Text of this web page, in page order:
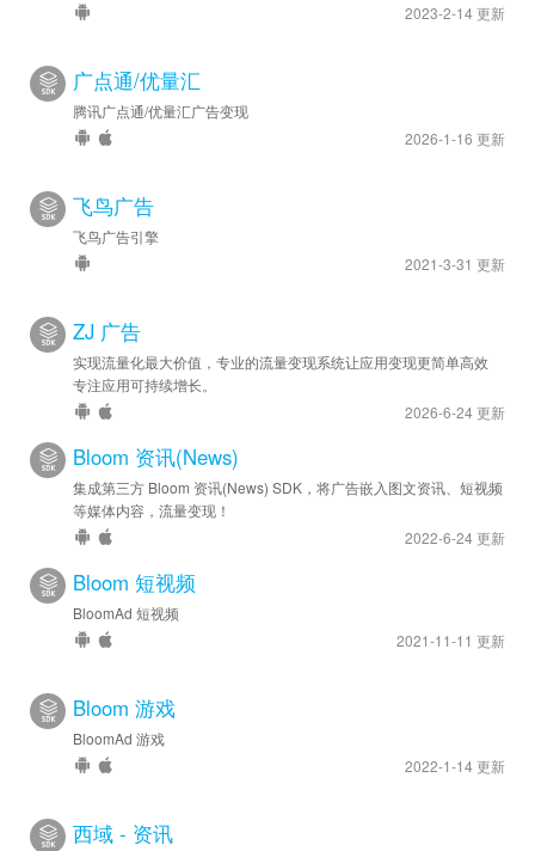
2023-2-14 更新
广点通/优量汇
腾讯广点通/优量汇广告变现
2026-1-16 更新
飞鸟广告
飞鸟广告引擎
2021-3-31 更新
ZJ 广告
实现流量化最大价值，专业的流量变现系统让应用变现更简单高效
专注应用可持续增长。
2026-6-24 更新
Bloom 资讯(News)
集成第三方 Bloom 资讯(News) SDK，将广告嵌入图文资讯、短视频
等媒体内容，流量变现！
2022-6-24 更新
Bloom 短视频
BloomAd 短视频
2021-11-11 更新
Bloom 游戏
BloomAd 游戏
2022-1-14 更新
西域 - 资讯